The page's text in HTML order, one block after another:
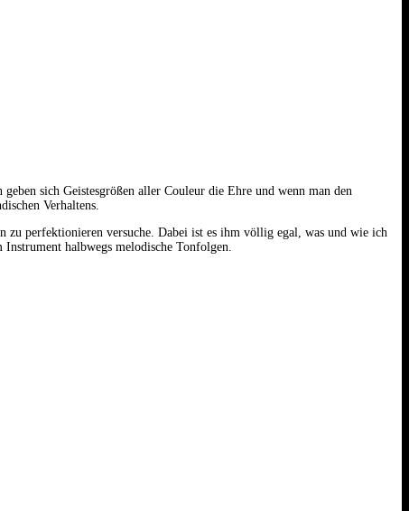
sich Geistesgrößen aller Couleur die Ehre und wenn man den
Verhaltens.
perfektionieren versuche. Dabei ist es ihm völlig egal, was und wie ich
halbwegs melodische Tonfolgen.